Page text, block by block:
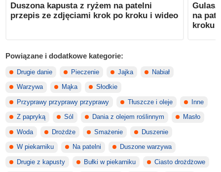
Duszona kapusta z ryżem na patelni
przepis ze zdjęciami krok po kroku i wideo
na
kroku
Powiązane i dodatkowe kategorie:
Drugie danie Pieczenie Jajka Nabiał
Warzywa Mąka Słodkie
Przyprawy przyprawy przyprawy Tłuszcze i oleje Inne
Z papryką Sól Dania z olejem roślinnym Masło
Woda Drożdże Smażenie Duszenie
W piekarniku Na patelni Duszone warzywa
Drugie z kapusty Bułki w piekarniku Ciasto drożdżowe